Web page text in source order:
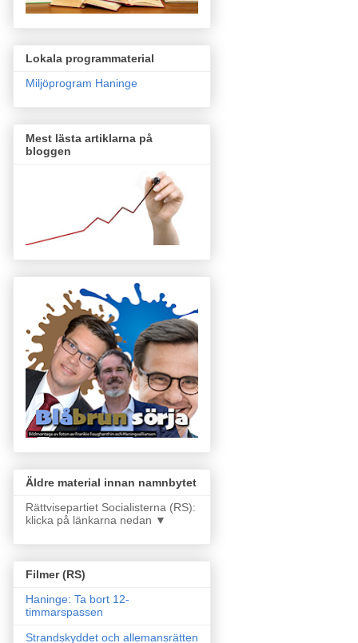
Lokala programmaterial
Miljöprogram Haninge
Mest lästa artiklarna på
bloggen
Äldre material innan namnbytet
Rättvisepartiet Socialisterna (RS):
klicka på länkarna nedan ▼
Filmer (RS)
Haninge: Ta bort 12-
timmarspassen
Strandskyddet och allemansrätten